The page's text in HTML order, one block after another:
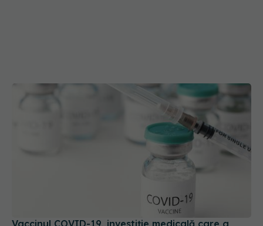
Vaccinul COVID-19, investiție medicală care a
salvat vieți și bani, arată cel mai recent studiu
25 apr 2025, 12:04